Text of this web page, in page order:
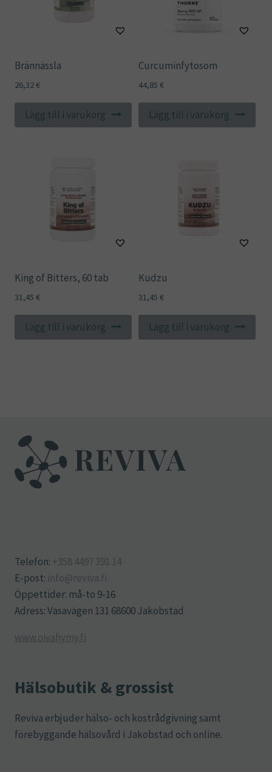
Brännässla
26,32€
Lägg till i varukorg
Curcuminfytosom
44,85 €
Lägg till i varukorg
King of Bitters, 60 tab
31,45 €
Lägg till i varukorg
Kudzu
31,45 €
Lägg till i varukorg
Telefon: +358 4497 391 14
E-post: info@reviva.fi
Öppettider: må-to 9-16
Adress: Vasavägen 131 68600 Jakobstad
www.oivahymy.fi
Hälsobutik & grossist
Reviva erbjuder hälso- och kostrådgivning samt
förebyggande hälsovård i Jakobstad och online.